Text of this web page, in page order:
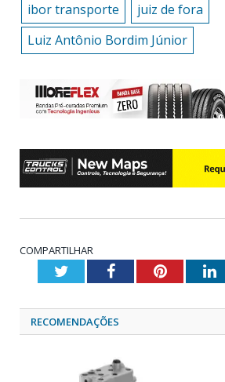
ibor transporte
juiz de fora
Luiz Antônio Bordim Júnior
COMPARTILHAR
TwitterFacebookPinterest
RECOMENDAÇÕES